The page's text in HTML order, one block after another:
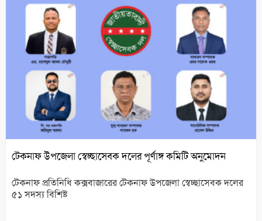
টেকনাফ উপজেলা স্বেচ্ছাসেবক দলের পূর্ণাঙ্গ কমিটি অনুমোদন
টেকনাফ প্রতিনিধি কক্সবাজারের টেকনাফ উপজেলা স্বেচ্ছাসেবক দলের
৫১ সদস্য বিশিষ্ট